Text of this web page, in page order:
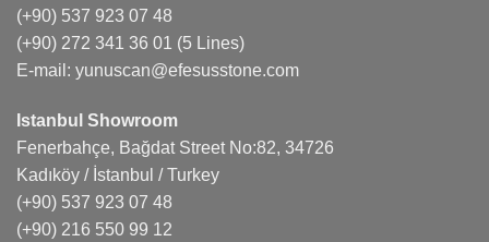
(+90) 537 923 07 48
(+90) 272 341 36 01 (5 Lines)
E-mail: yunuscan@efesusstone.com
Istanbul Showroom
Fenerbahçe, Bağdat Street No:82, 34726
Kadıköy / İstanbul / Turkey
(+90) 537 923 07 48
(+90) 216 550 99 12